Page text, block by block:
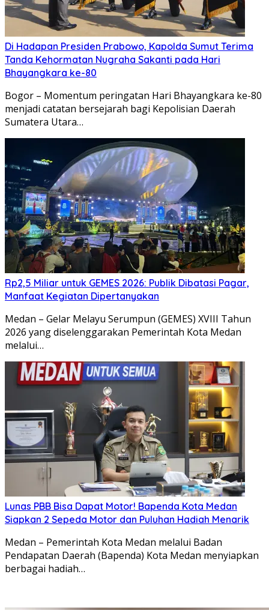
Di Hadapan Presiden Prabowo, Kapolda Sumut Terima
Tanda Kehormatan Nugraha Sakanti pada Hari
Bhayangkara ke-80
Bogor – Momentum peringatan Hari Bhayangkara ke-80
menjadi catatan bersejarah bagi Kepolisian Daerah
Sumatera Utara…
Rp2,5 Miliar untuk GEMES 2026: Publik Dibatasi Pagar,
Manfaat Kegiatan Dipertanyakan
Medan – Gelar Melayu Serumpun (GEMES) XVIII Tahun
2026 yang diselenggarakan Pemerintah Kota Medan
melalui…
Lunas PBB Bisa Dapat Motor! Bapenda Kota Medan
Siapkan 2 Sepeda Motor dan Puluhan Hadiah Menarik
Medan – Pemerintah Kota Medan melalui Badan
Pendapatan Daerah (Bapenda) Kota Medan menyiapkan
berbagai hadiah…